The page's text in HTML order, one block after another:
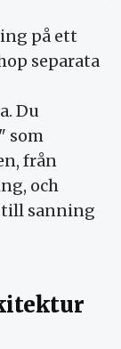
på ett
separata
Du
som
från
och
till sanning